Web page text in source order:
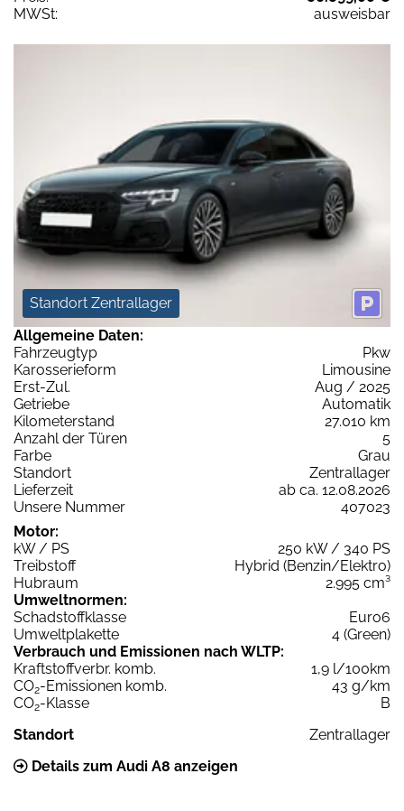
MWSt:
ausweisbar
Standort Zentrallager
Allgemeine Daten:
Fahrzeugtyp
Pkw
Karosserieform
Limousine
Erst-Zul.
Aug / 2025
Getriebe
Automatik
Kilometerstand
27.010 km
Anzahl der Türen
5
Farbe
Grau
Standort
Zentrallager
Lieferzeit
ab ca. 12.08.2026
Unsere Nummer
407023
Motor:
kW / PS
250 kW / 340 PS
Treibstoff
Hybrid (Benzin/Elektro)
Hubraum
2.995 cm³
Umweltnormen:
Schadstoffklasse
Euro6
Umweltplakette
4 (Green)
Verbrauch und Emissionen nach WLTP:
Kraftstoffverbr. komb.
1,9 l/100km
CO2-Emissionen komb.
43 g/km
CO2-Klasse
B
Standort
Zentrallager
Details zum Audi A8 anzeigen